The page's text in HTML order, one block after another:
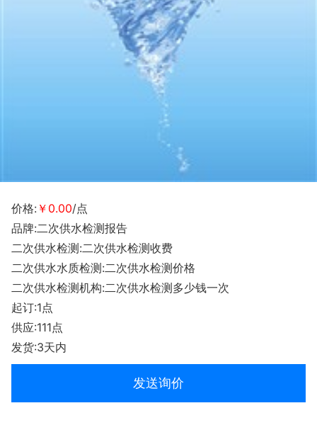
价格: ￥0.00/点
品牌:二次供水检测报告
二次供水检测:二次供水检测收费
二次供水水质检测:二次供水检测价格
二次供水检测机构:二次供水检测多少钱一次
起订:1点
供应:111点
发货:3天内
发送询价